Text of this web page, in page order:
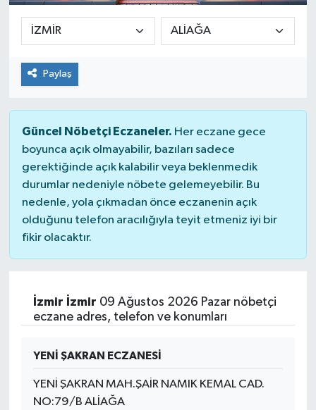
Paylaş
Güncel Nöbetçi Eczaneler. Her eczane gece
boyunca açık olmayabilir, bazıları sadece
gerektiğinde açık kalabilir veya beklenmedik
durumlar nedeniyle nöbete gelemeyebilir. Bu
nedenle, yola çıkmadan önce eczanenin açık
olduğunu telefon aracılığıyla teyit etmeniz iyi bir
fikir olacaktır.
İzmir İzmir 09 Ağustos 2026 Pazar nöbetçi
eczane adres, telefon ve konumları
YENİ ŞAKRAN ECZANESİ
YENİ ŞAKRAN MAH.ŞAİR NAMIK KEMAL CAD.
NO:79/B ALİAĞA